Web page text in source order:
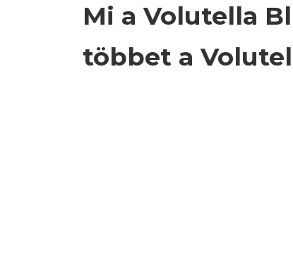
Mi a Volutella
többet a